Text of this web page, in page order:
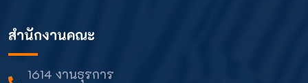
สำนักงานคณะ
1614 งานธุรการ